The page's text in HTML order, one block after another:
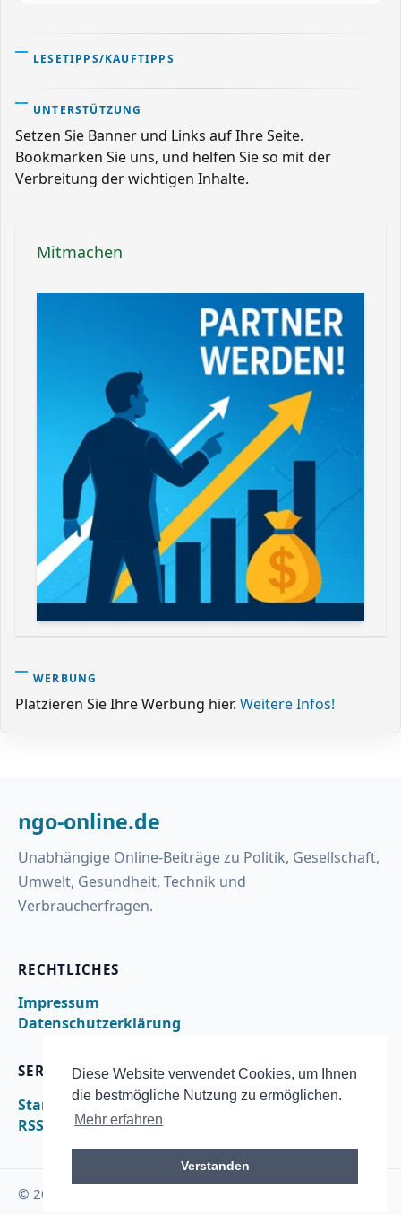
Diese Website verwendet Cookies, um Ihnen
die bestmögliche Nutzung zu ermöglichen.
Mehr erfahren
Verstanden
LESETIPPS/KAUFTIPPS
UNTERSTÜTZUNG
Setzen Sie Banner und Links auf Ihre Seite.
Bookmarken Sie uns, und helfen Sie so mit der
Verbreitung der wichtigen Inhalte.
Mitmachen
WERBUNG
Platzieren Sie Ihre Werbung hier. Weitere Infos!
ngo-online.de
Unabhängige Online-Beiträge zu Politik, Gesellschaft,
Umwelt, Gesundheit, Technik und
Verbraucherfragen.
RECHTLICHES
Impressum
Datenschutzerklärung
SERVICE
Startseite
RSS
© 2026 ngo-online.de